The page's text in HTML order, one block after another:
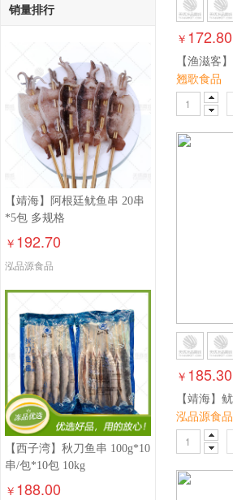
销量排行
【靖海】阿根廷鱿鱼串 20串
*5包 多规格
￥ 192.70
泓品源食品
【西子湾】秋刀鱼串 100g*10
串/包*10包 10kg
￥ 188.00
￥ 172.80
翘歌食品
￥ 185.30
泓品源食品